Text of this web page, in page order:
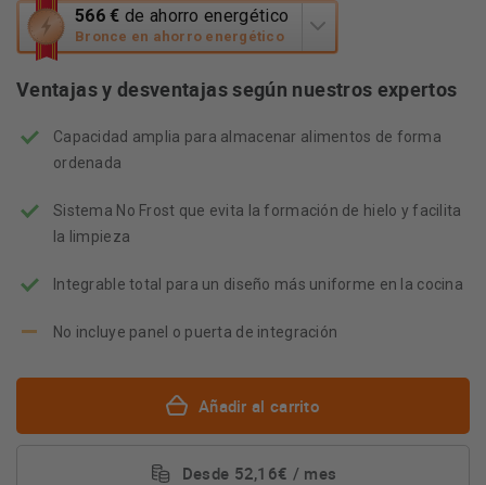
566 € de ahorro energético
Bronce en ahorro energético
Esta
acción
abrirá
herramienta
ahorro
energético
Ventajas y desventajas según nuestros expertos
Capacidad amplia para almacenar alimentos de forma
ordenada
Sistema No Frost que evita la formación de hielo y facilita
la limpieza
Integrable total para un diseño más uniforme en la cocina
No incluye panel o puerta de integración
Añadir al carrito
Desde 52,16€ / mes